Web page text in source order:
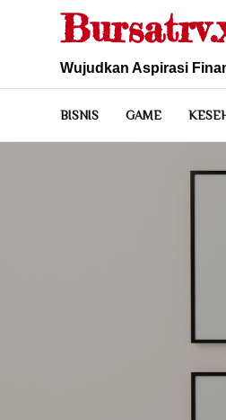
Wujudkan Aspirasi
BISNIS GAME